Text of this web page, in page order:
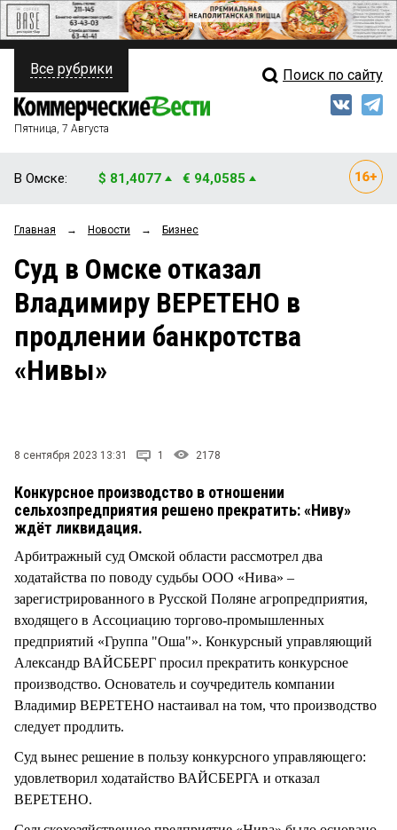
ПОЛИТИКА
ФИНАНСЫ
ОБЩЕСТВО
ЗАКОН
НОВОСТИ КОМПАНИЙ
ПРОИСШЕСТВИЯ
Свежий выпуск
Рейтинги
Блоги
Архив
Все рубрики Поиск по сайту
Пятница, 7 Августа
В Омске: $ 81,4077 € 94,0585
Главная → Новости → Бизнес
Суд в Омске отказал
Владимиру ВЕРЕТЕНО в
продлении банкротства
«Нивы»
8 сентября 2023 13:31 1 2178
Конкурсное производство в отношении
сельхозпредприятия решено прекратить: «Ниву»
ждёт ликвидация.
Арбитражный суд Омской области рассмотрел два
ходатайства по поводу судьбы ООО «Нива» –
зарегистрированного в Русской Поляне агропредприятия,
входящего в Ассоциацию торгово-промышленных
предприятий «Группа "Оша"». Конкурсный управляющий
Александр ВАЙСБЕРГ просил прекратить конкурсное
производство. Основатель и соучредитель компании
Владимир ВЕРЕТЕНО настаивал на том, что производство
следует продлить.
Суд вынес решение в пользу конкурсного управляющего:
удовлетворил ходатайство ВАЙСБЕРГА и отказал
ВЕРЕТЕНО.